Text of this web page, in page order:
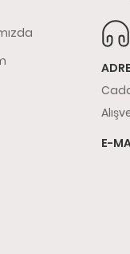
E-